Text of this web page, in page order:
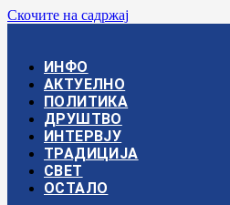
Скочите на садржај
ИНФО
АКТУЕЛНО
ПОЛИТИКА
ДРУШТВО
ИНТЕРВЈУ
ТРАДИЦИЈА
СВЕТ
ОСТАЛО